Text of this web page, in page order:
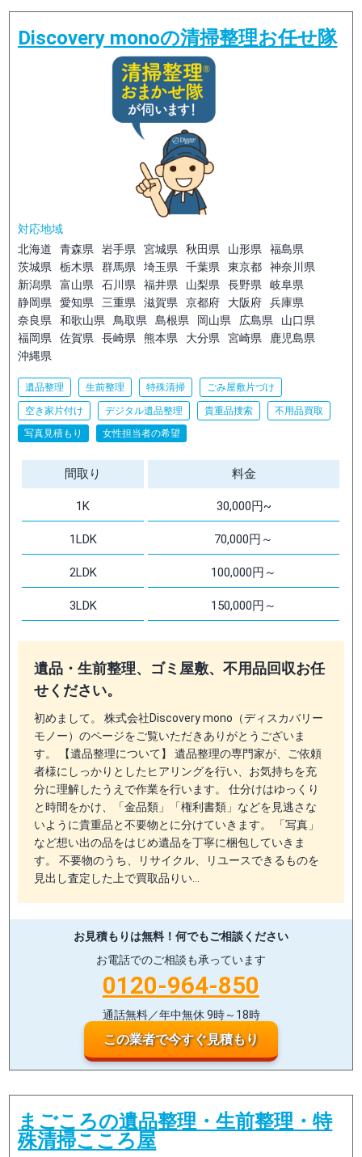
Discovery monoの清掃整理お任せ隊
対応地域
北海道
青森県 岩手県 宮城県 秋田県 山形県
福島県
茨城県
栃木県 群馬県 埼玉県 千葉県 東京都
神奈川県
新潟県
富山県 石川県 福井県 山梨県 長野県
岐阜県
静岡県
愛知県 三重県 滋賀県 京都府 大阪府
兵庫県
奈良県
和歌山県 鳥取県 島根県 岡山県 広島県
山口県
福岡県
佐賀県 長崎県 熊本県 大分県 宮崎県
鹿児島県
沖縄県
遺品整理 生前整理 特殊清掃 ごみ屋敷片づけ
空き家片付け デジタル遺品整理 貴重品捜索
不用品買取
写真見積もり
女性担当者の希望
間取り 料金
1K 30,000円~
1LDK 70,000円～
2LDK 100,000円～
3LDK 150,000円～
遺品・生前整理、ゴミ屋敷、不用品回収お任
せください。
初めまして。 株式会社Discovery mono（ディスカバリー
モノー）のページをご覧いただきありがとうございま
す。 【遺品整理について】 遺品整理の専門家が、ご依頼
者様にしっかりとしたヒアリングを行い、お気持ちを充
分に理解したうえで作業を行います。 仕分けはゆっくり
と時間をかけ、「金品類」「権利書類」などを見逃さな
いように貴重品と不要物とに分けていきます。 「写真」
など想い出の品をはじめ遺品を丁寧に梱包していきま
す。 不要物のうち、リサイクル、リユースできるものを
見出し査定した上で買取品りい…
お見積もりは無料！ 何でもご相談ください
お電話でのご相談も承っています
0120-964-850
通話無料／年中無休 9時～18時
この業者で今すぐ見積もり
まごころの遺品整理・生前整理・特
殊清掃こころ屋